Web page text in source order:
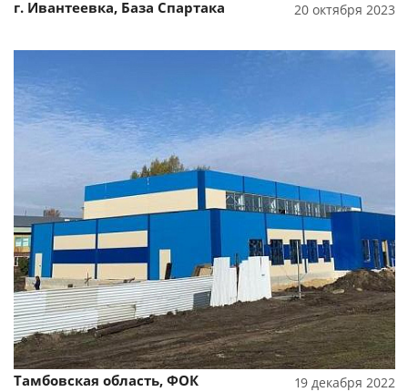
г. Ивантеевка, База Спартака 20 октября 2023
Смотреть проект
Тамбовская область, ФОК 19 декабря 2022